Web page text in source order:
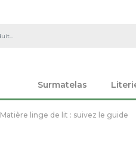
Surmatelas
Matière linge de lit : suivez le guide